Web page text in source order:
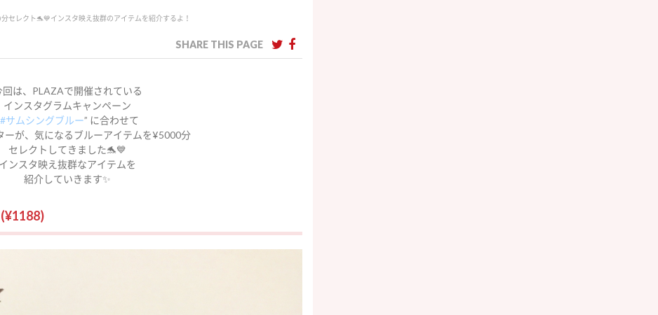
セレクト🐬💙インスタ映え抜群のアイテムを紹介するよ！
SHARE THIS PAGE
回は、PLAZAで開催されている
インスタグラムキャンペーン
#サムシングブルー” に合わせて
ーが、気になるブルーアイテムを¥5000分
セレクトしてきました🐬💙
インスタ映え抜群なアイテムを
紹介していきます✨